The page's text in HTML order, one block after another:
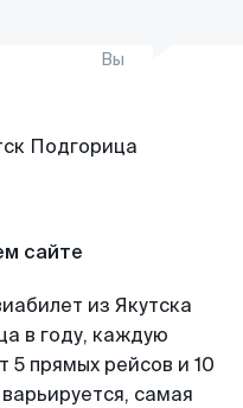
Вы
сайте
из Якутска
в году, каждую
прямых рейсов и 10
самая